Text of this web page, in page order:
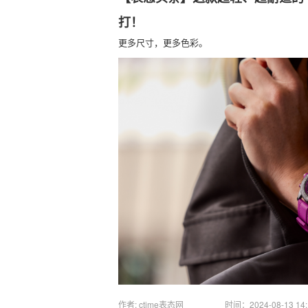
打！
更多尺寸，更多色彩。
作者: ctime表态网 时间： 2024-08-13